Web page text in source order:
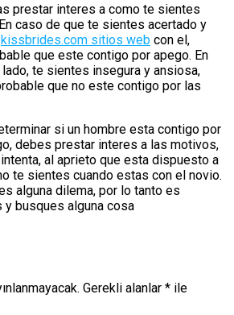
prestar interes a como te sientes
caso de que te sientes acertado y
kissbrides.com sitios web con el,
que este contigo por apego. En
te sientes insegura y ansiosa,
que no este contigo por las
si un hombre esta contigo por
debes prestar interes a las motivos,
al aprieto que esta dispuesto a
te sientes cuando estas con el novio.
alguna dilema, por lo tanto es
busques alguna cosa
Gerekli alanlar * ile